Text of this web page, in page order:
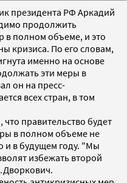
президента РФ Аркадий
продолжить
в полном объеме, и это
кризиса. По его словам,
именно на основе
эти меры в
он на пресс-
всех стран, в том
правительство будет
в полном объеме не
и в будущем году. "Мы
избежать второй